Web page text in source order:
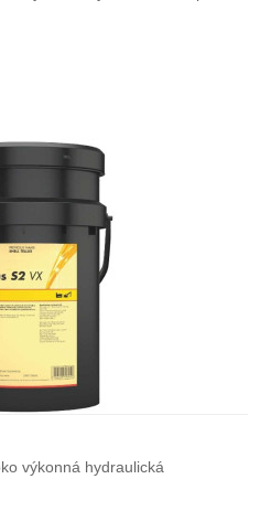
výkonná hydraulická